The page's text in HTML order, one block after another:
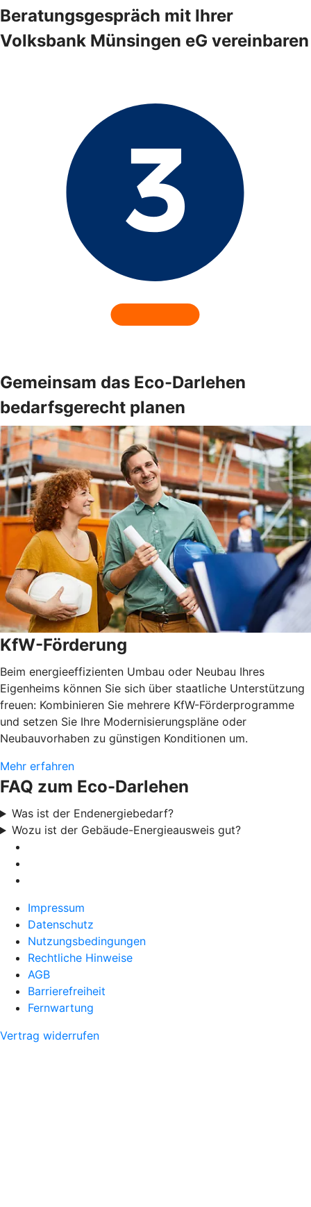
Beratungsgespräch mit Ihrer
Volksbank Münsingen eG vereinbaren
Gemeinsam das Eco-Darlehen
bedarfsgerecht planen
KfW-Förderung
Beim energieeffizienten Umbau oder Neubau Ihres
Eigenheims können Sie sich über staatliche Unterstützung
freuen: Kombinieren Sie mehrere KfW-Förderprogramme
und setzen Sie Ihre Modernisierungspläne oder
Neubauvorhaben zu günstigen Konditionen um.
Mehr erfahren
FAQ zum Eco-Darlehen
Was ist der Endenergiebedarf?
Wozu ist der Gebäude-Energieausweis gut?
Impressum
Datenschutz
Nutzungsbedingungen
Rechtliche Hinweise
AGB
Barrierefreiheit
Fernwartung
Vertrag widerrufen